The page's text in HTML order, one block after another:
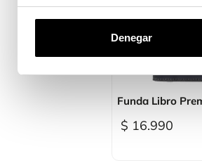
Denegar
Vista
Funda Libro
$ 16.990